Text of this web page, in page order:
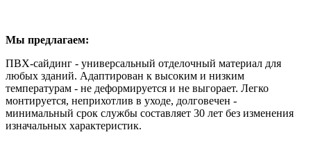
Мы предлагаем:
ПВХ-сайдинг - универсальный отделочный материал для
любых зданий. Адаптирован к высоким и низким
температурам - не деформируется и не выгорает. Легко
монтируется, неприхотлив в уходе, долговечен -
минимальный срок службы составляет 30 лет без изменения
изначальных характеристик.